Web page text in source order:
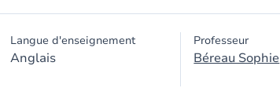
Langue d'enseignement
Anglais
Professeur
Béreau Sophie